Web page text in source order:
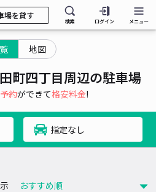
場を貸す
検索 ログイン メニュー
地図
町四丁目周辺の駐車場
予約ができて格安料金!
指定なし